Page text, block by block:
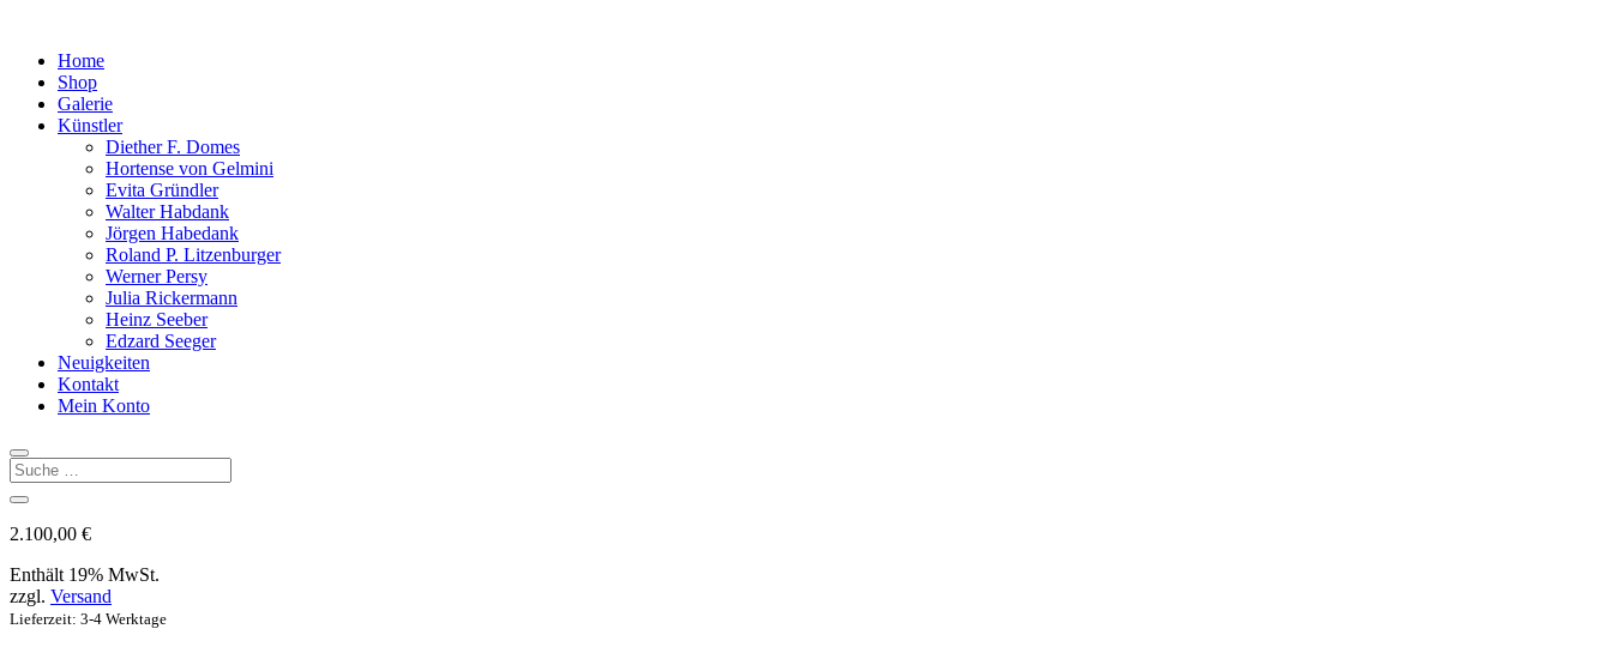
Home
Shop
Galerie
Künstler
Diether F. Domes
Hortense von Gelmini
Evita Gründler
Walter Habdank
Jörgen Habedank
Roland P. Litzenburger
Werner Persy
Julia Rickermann
Heinz Seeber
Edzard Seeger
Neuigkeiten
Kontakt
Mein Konto
2.100,00 €
Enthält 19% MwSt.
zzgl. Versand
Lieferzeit: 3-4 Werktage